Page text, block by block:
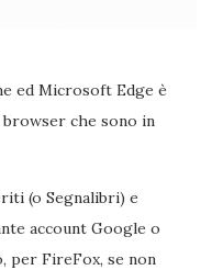
ed Microsoft Edge è
che sono in
(o Segnalibri) e
account Google o
per FireFox, se non